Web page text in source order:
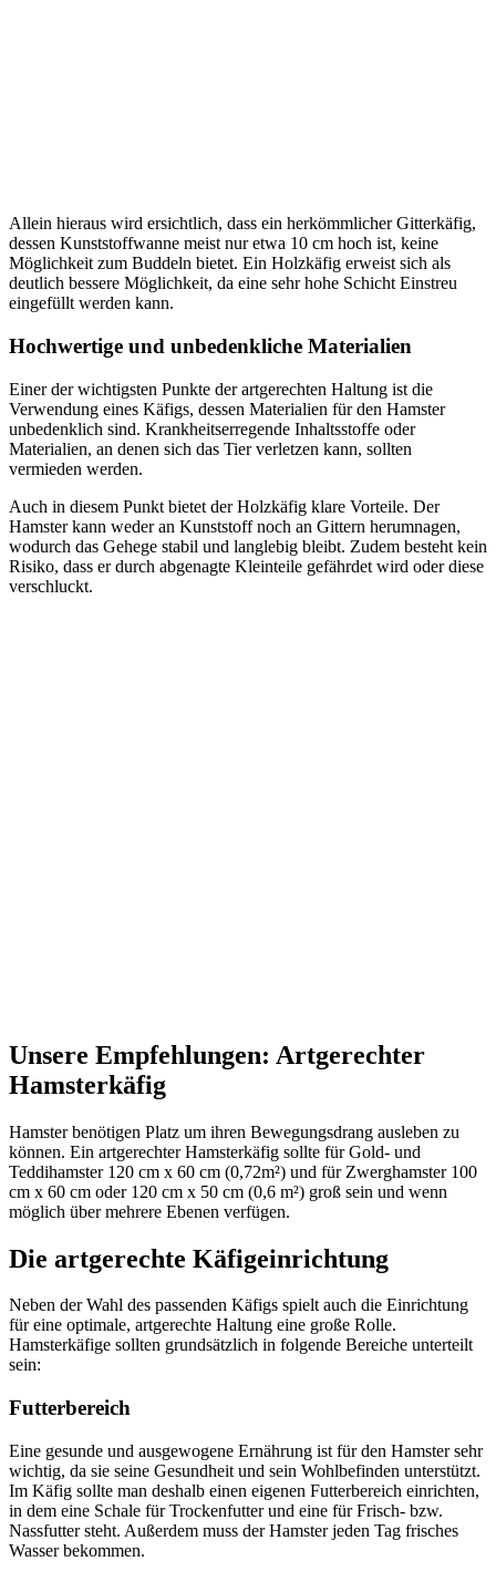
Allein hieraus wird ersichtlich, dass ein herkömmlicher Gitterkäfig,
dessen Kunststoffwanne meist nur etwa 10 cm hoch ist, keine
Möglichkeit zum Buddeln bietet. Ein Holzkäfig erweist sich als
deutlich bessere Möglichkeit, da eine sehr hohe Schicht Einstreu
eingefüllt werden kann.
Hochwertige und unbedenkliche Materialien
Einer der wichtigsten Punkte der artgerechten Haltung ist die
Verwendung eines Käfigs, dessen Materialien für den Hamster
unbedenklich sind. Krankheitserregende Inhaltsstoffe oder
Materialien, an denen sich das Tier verletzen kann, sollten
vermieden werden.
Auch in diesem Punkt bietet der Holzkäfig klare Vorteile. Der
Hamster kann weder an Kunststoff noch an Gittern herumnagen,
wodurch das Gehege stabil und langlebig bleibt. Zudem besteht kein
Risiko, dass er durch abgenagte Kleinteile gefährdet wird oder diese
verschluckt.
Unsere Empfehlungen: Artgerechter
Hamsterkäfig
Hamster benötigen Platz um ihren Bewegungsdrang ausleben zu
können. Ein artgerechter Hamsterkäfig sollte für Gold- und
Teddihamster 120 cm x 60 cm (0,72m²) und für Zwerghamster 100
cm x 60 cm oder 120 cm x 50 cm (0,6 m²) groß sein und wenn
möglich über mehrere Ebenen verfügen.
Die artgerechte Käfigeinrichtung
Neben der Wahl des passenden Käfigs spielt auch die Einrichtung
für eine optimale, artgerechte Haltung eine große Rolle.
Hamsterkäfige sollten grundsätzlich in folgende Bereiche unterteilt
sein:
Futterbereich
Eine gesunde und ausgewogene Ernährung ist für den Hamster sehr
wichtig, da sie seine Gesundheit und sein Wohlbefinden unterstützt.
Im Käfig sollte man deshalb einen eigenen Futterbereich einrichten,
in dem eine Schale für Trockenfutter und eine für Frisch- bzw.
Nassfutter steht. Außerdem muss der Hamster jeden Tag frisches
Wasser bekommen.